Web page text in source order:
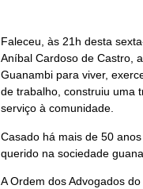
Faleceu, às 21h desta
Aníbal Cardoso de Castro,
Guanambi para viver,
de trabalho, construiu uma
serviço à comunidade.
Casado há mais de 50
querido na sociedade
A Ordem dos Advogados